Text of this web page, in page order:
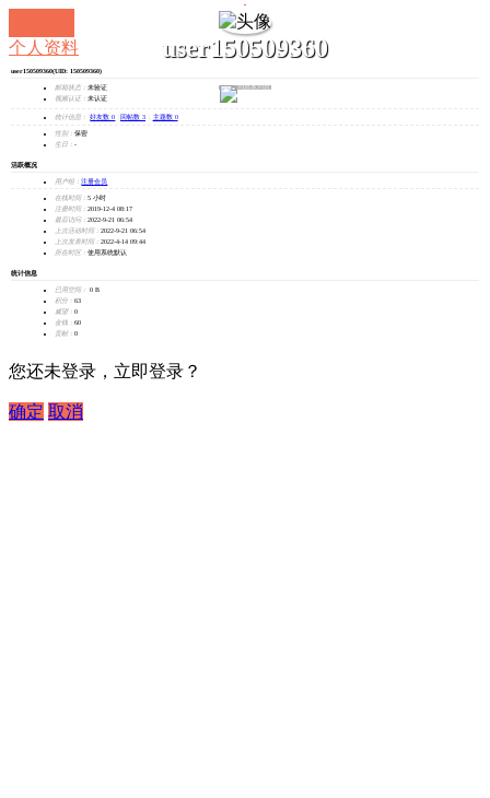
user150509360
发消息
个人资料
user150509360(UID: 150509360)
邮箱状态： 未验证
视频认证： 未认证
统计信息： 好友数 0 回帖数 3 主题数 0
性别： 保密
生日： -
活跃概况
用户组： 注册会员
在线时间： 5 小时
注册时间： 2019-12-4 08:17
最后访问： 2022-9-21 06:54
上次活动时间： 2022-9-21 06:54
上次发表时间： 2022-4-14 09:44
所在时区： 使用系统默认
统计信息
已用空间：
0 B
积分： 63
威望： 0
金钱： 60
贡献： 0
您还未登录，立即登录？
确定 取消